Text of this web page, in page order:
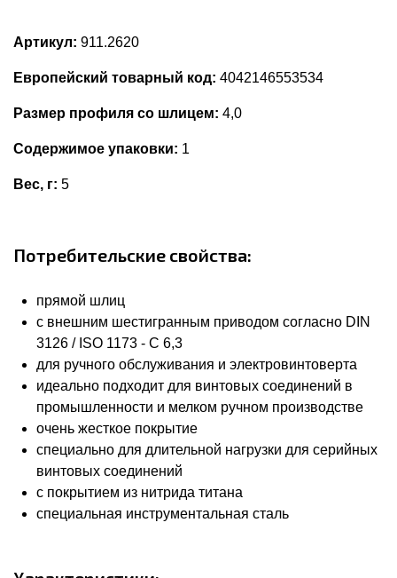
Артикул: 911.2620
Европейский товарный код: 4042146553534
Размер профиля со шлицем: 4,0
Содержимое упаковки: 1
Вес, г: 5
Потребительские свойства:
прямой шлиц
с внешним шестигранным приводом согласно DIN
3126 / ISO 1173 - C 6,3
для ручного обслуживания и электровинтоверта
идеально подходит для винтовых соединений в
промышленности и мелком ручном производстве
очень жесткое покрытие
специально для длительной нагрузки для серийных
винтовых соединений
с покрытием из нитрида титана
специальная инструментальная сталь